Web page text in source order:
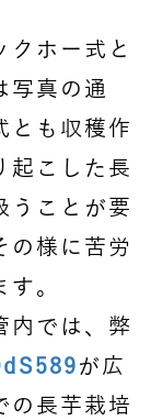
クホー式と
写真の通
とも収穫作
起こした長
うことが要
の様に苦労
。
内では、弊
が広
の長芋栽培